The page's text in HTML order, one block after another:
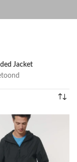
Jacket